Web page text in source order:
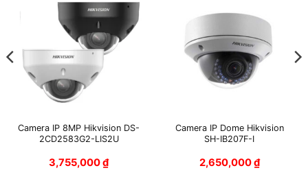
Camera IP 8MP Hikvision DS-
2CD2583G2-LIS2U
3,755,000₫
Camera IP Dome Hikvision
SH-IB207F-I
2,650,000₫